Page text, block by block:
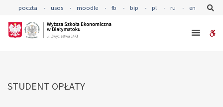
OPŁATY
poczta usos moodle fb bip pl ru en
STUDENT OPŁATY